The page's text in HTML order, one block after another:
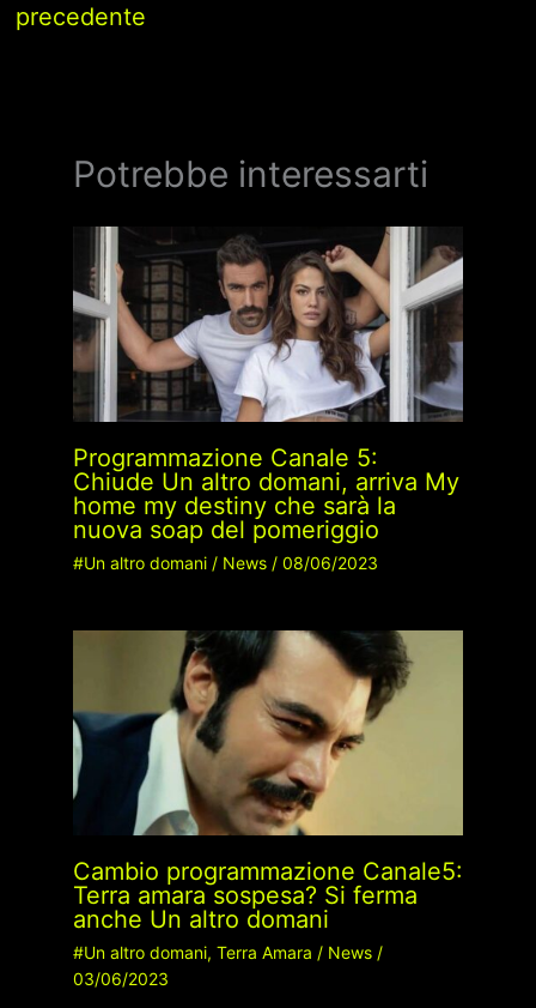
precedente
Potrebbe interessarti
Programmazione Canale 5:
Chiude Un altro domani, arriva My
home my destiny che sarà la
nuova soap del pomeriggio
#Un altro domani/ News/ 08/06/2023
Cambio programmazione Canale5:
Terra amara sospesa? Si ferma
anche Un altro domani
#Un altro domani, Terra Amara / News/
03/06/2023